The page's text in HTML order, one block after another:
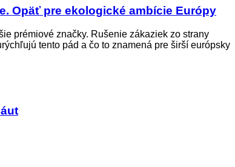
Opäť pre ekologické ambície Európy
prémiové značky. Rušenie zákaziek zo strany
tento pád a čo to znamená pre širší európsky